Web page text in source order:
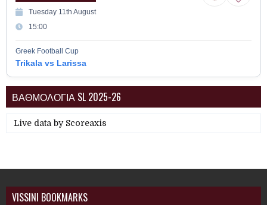
Tuesday 11th August
15:00
Greek Football Cup
Trikala vs Larissa
ΒΑΘΜΟΛΟΓΙΑ SL 2025-26
Live data by Scoreaxis
VISSINI BOOKMARKS